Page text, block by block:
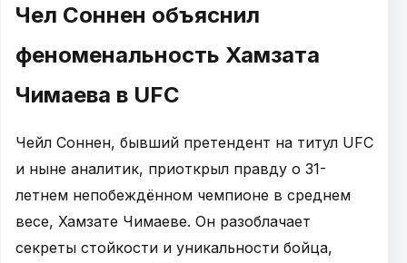
Чел Соннен объяснил
феноменальность Хамзата
Чимаева в UFC
Чейл Соннен, бывший претендент на титул UFC
и ныне аналитик, приоткрыл правду о 31-
летнем непобеждённом чемпионе в среднем
весе, Хамзате Чимаеве. Он разоблачает
секреты стойкости и уникальности бойца,